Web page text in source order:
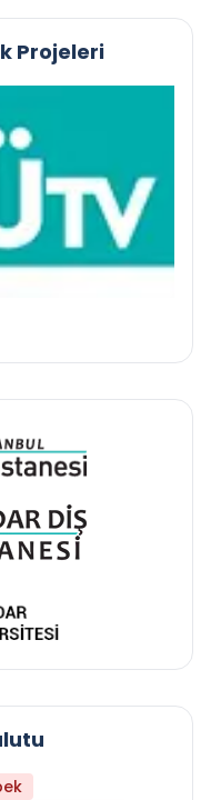
Projeleri